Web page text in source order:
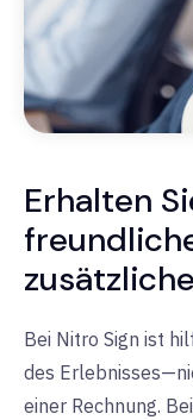
Erhalten
Bei Nitro Sign ist
des
einer Rechnung.